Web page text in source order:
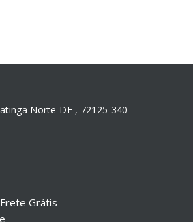
Norte-DF , 72125-340
Grátis